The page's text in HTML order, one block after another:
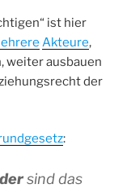
ist hier
Akteure,
weiter ausbauen
der
:
sind das